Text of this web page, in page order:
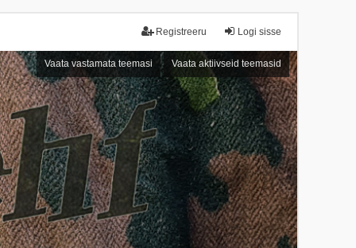
Logi sisse
Registreeru
Vaata vastamata teemasi Vaata aktiivseid teemasid